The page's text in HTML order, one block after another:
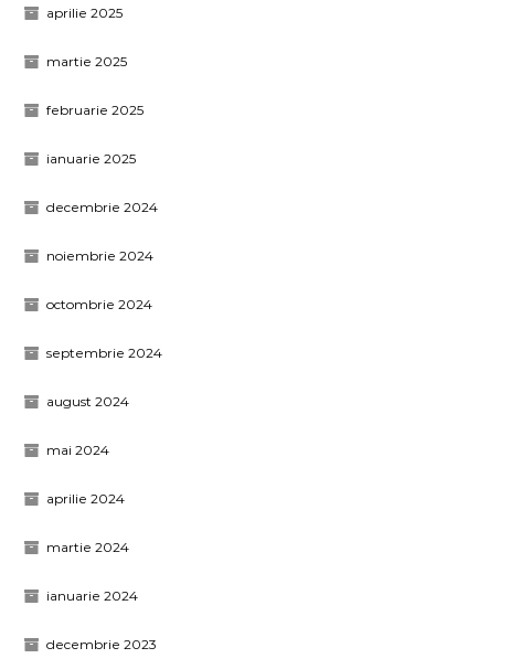
aprilie 2025
martie 2025
februarie 2025
ianuarie 2025
decembrie 2024
noiembrie 2024
octombrie 2024
septembrie 2024
august 2024
mai 2024
aprilie 2024
martie 2024
ianuarie 2024
decembrie 2023